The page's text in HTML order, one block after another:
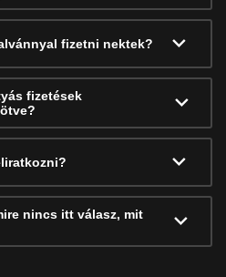
fizetni nektek?
fizetések
nincs itt válasz, mit